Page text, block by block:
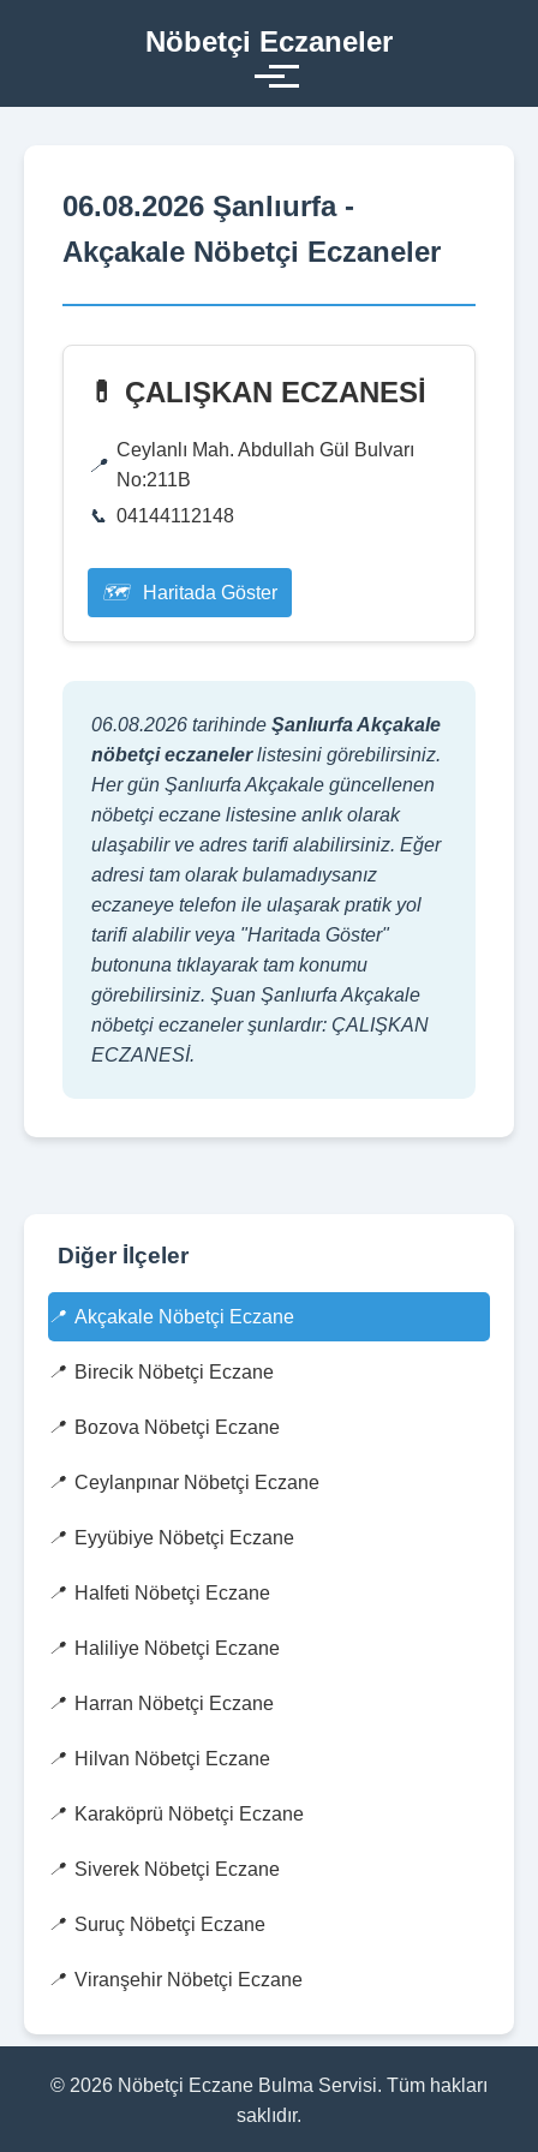
Nöbetçi Eczaneler
06.08.2026 Şanlıurfa -
Akçakale Nöbetçi Eczaneler
💊 ÇALIŞKAN ECZANESİ
Ceylanlı Mah. Abdullah Gül Bulvarı
No:211B
04144112148
Haritada Göster
06.08.2026 tarihinde Şanlıurfa Akçakale
nöbetçi eczanelerlistesini görebilirsiniz.
Her gün Şanlıurfa Akçakale güncellenen
nöbetçi eczane listesine anlık olarak
ulaşabilir ve adres tarifi alabilirsiniz. Eğer
adresi tam olarak bulamadıysanız
eczaneye telefon ile ulaşarak pratik yol
tarifi alabilir veya "Haritada Göster"
butonuna tıklayarak tam konumu
görebilirsiniz. Şuan Şanlıurfa Akçakale
nöbetçi eczaneler şunlardır: ÇALIŞKAN
ECZANESİ.
Diğer İlçeler
Akçakale Nöbetçi Eczane
Birecik Nöbetçi Eczane
Bozova Nöbetçi Eczane
Ceylanpınar Nöbetçi Eczane
Eyyübiye Nöbetçi Eczane
Halfeti Nöbetçi Eczane
Haliliye Nöbetçi Eczane
Harran Nöbetçi Eczane
Hilvan Nöbetçi Eczane
Karaköprü Nöbetçi Eczane
Siverek Nöbetçi Eczane
Suruç Nöbetçi Eczane
Viranşehir Nöbetçi Eczane
© 2026 Nöbetçi Eczane Bulma Servisi. Tüm hakları
saklıdır.